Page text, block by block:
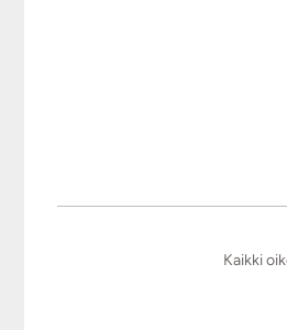
Kaikki